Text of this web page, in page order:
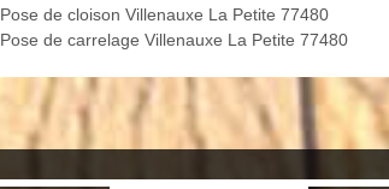
Pose de cloison Villenauxe La Petite 77480
Pose de carrelage Villenauxe La Petite 77480